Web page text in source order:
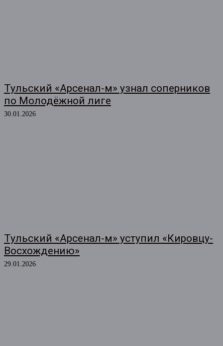
Тульский «Арсенал-м» узнал соперников
по Молодёжной лиге
30.01.2026
Тульский «Арсенал-м» уступил «Кировцу-
Восхождению»
29.01.2026